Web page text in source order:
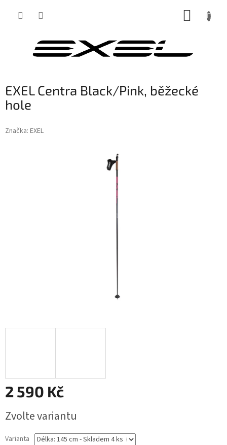
EXEL Centra Black/Pink, běžecké
hole
Značka: EXEL
2 590 Kč
cena:
Zvolte variantu
Varianta